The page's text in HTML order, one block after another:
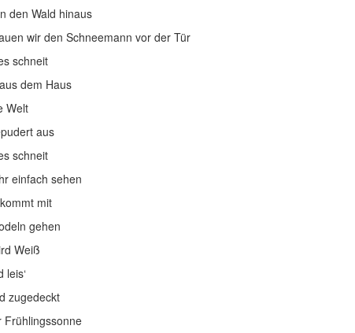
den Wald hinaus
wir den Schneemann vor der Tür
schneit
dem Haus
Welt
aus
schneit
einfach sehen
mit
gehen
Weiß
leis‘
zugedeckt
Frühlingssonne